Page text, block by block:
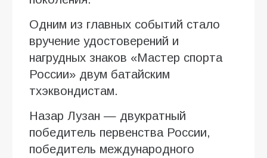
Одним из главных событий стало
вручение удостоверений и
нагрудных знаков «Мастер спорта
России» двум батайским
тхэквондистам.
Назар Лузан — двукратный
победитель первенства России,
победитель международного